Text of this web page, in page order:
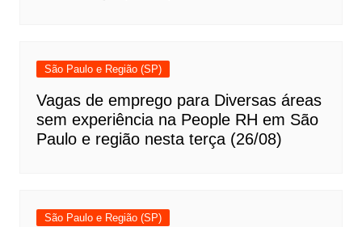
São Paulo e Região (SP)
Vagas de emprego para Diversas áreas
sem experiência na People RH em São
Paulo e região nesta terça (26/08)
São Paulo e Região (SP)